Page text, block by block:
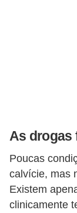
As drogas
Poucas
calvície, mas
Existem
clinicamente
r
c
í
c